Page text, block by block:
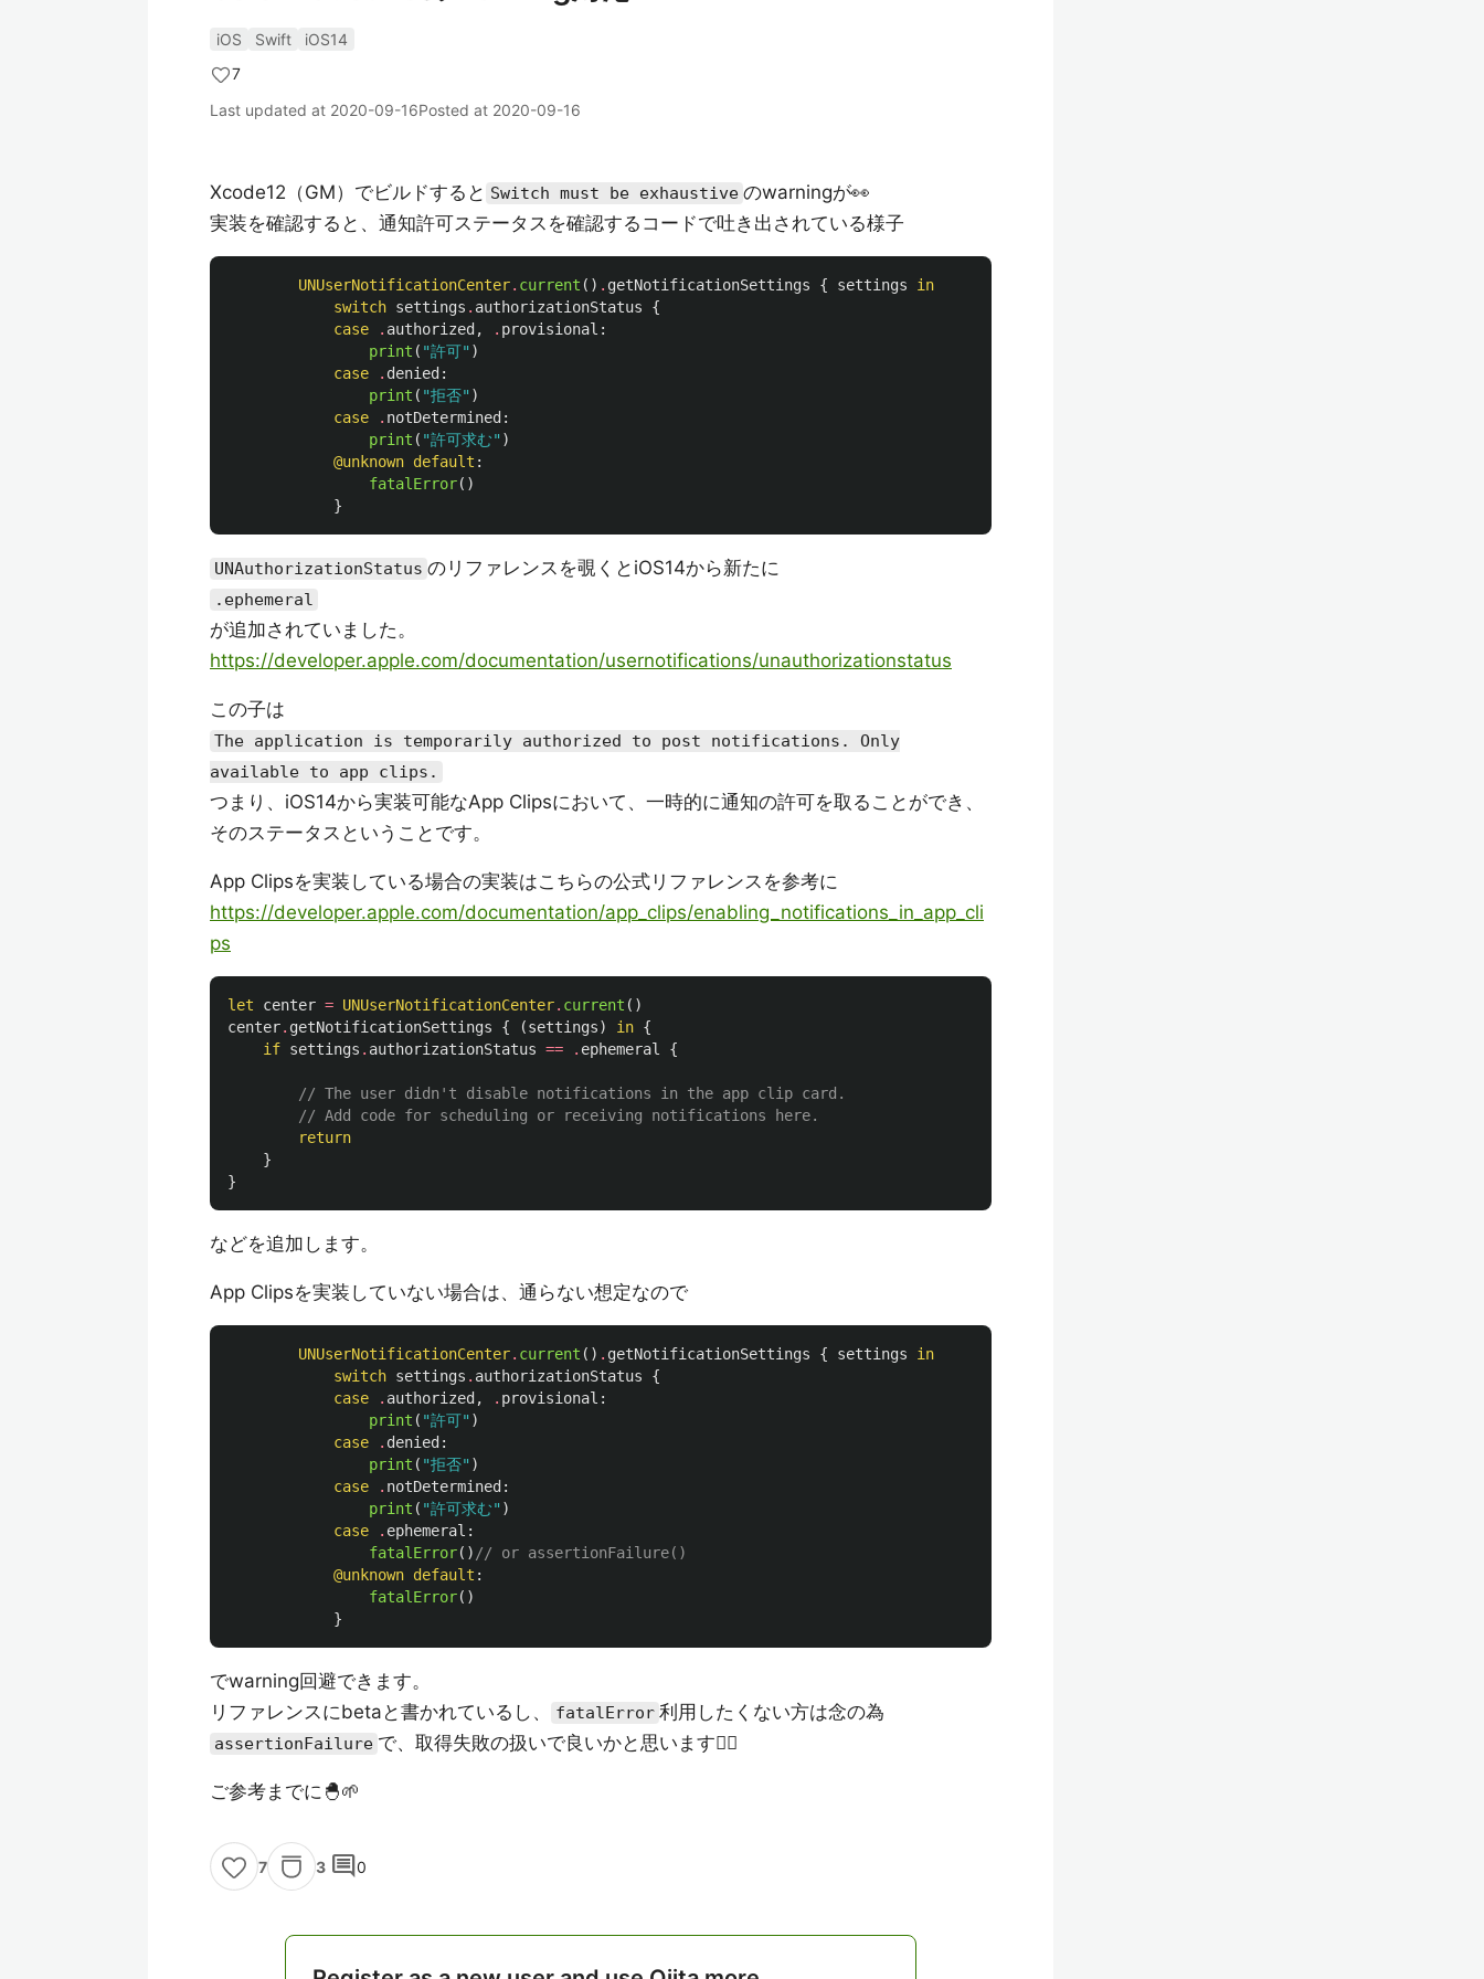
iOS Swift
iOS14
7
Last updated at 2020-09-16Posted at 2020-09-16
Xcode12（GM）でビルドすると Switch must be exhaustive のwarningが👀
実装を確認すると、通知許可ステータスを確認するコードで吐き出されている様子
UNUserNotificationCenter. current () . getNotificationSettings { settings
in
switch settings . authorizationStatus
{
case
. authorized , . provisional :
print ( "許可" )
case
. denied :
print ( "拒否" )
case
. notDetermined :
print ( "許可求む" )
@unknown default :
fatalError()
}
UNAuthorizationStatus のリファレンスを覗くとiOS14から新たに
.ephemeral
が追加されていました。
https://developer.apple.com/documentation/usernotifications/unauthorizationstatus
この子は
The application is temporarily authorized to post notifications. Only
available to app clips.
つまり、iOS14から実装可能なApp Clipsにおいて、一時的に通知の許可を取ることができ、
そのステータスということです。
App Clipsを実装している場合の実装はこちらの公式リファレンスを参考に
https://developer.apple.com/documentation/app_clips/enabling_notifications_in_app_cli
ps
let center = UNUserNotificationCenter. current ()
center. getNotificationSettings { (settings) in {
if settings . authorizationStatus == . ephemeral {
// The user didn't disable notifications in the app clip card.
// Add code for scheduling or receiving notifications here.
return
}
}
などを追加します。
App Clipsを実装していない場合は、通らない想定なので
UNUserNotificationCenter. current () . getNotificationSettings { settings
in
switch settings . authorizationStatus
{
case
. authorized , . provisional :
print ( "許可" )
case
. denied :
print ( "拒否" )
case
. notDetermined :
print ( "許可求む" )
case
. ephemeral :
fatalError() // or assertionFailure()
@unknown default :
fatalError()
}
でwarning回避できます。
リファレンスにbetaと書かれているし、
fatalError 利用したくない方は念の為
assertionFailure で、取得失敗の扱いで良いかと思います🙋‍♂️
ご参考までに🐣🌱
7 3 comment0